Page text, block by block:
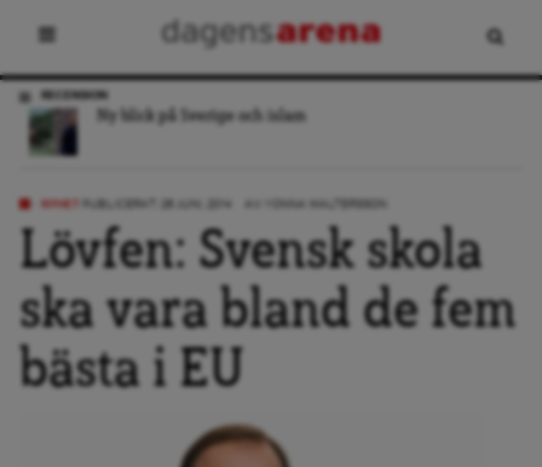
RECENSION
Ny blick på Sverige och islam
Lövfen: Svensk skola
ska vara bland de fem
bästa i EU